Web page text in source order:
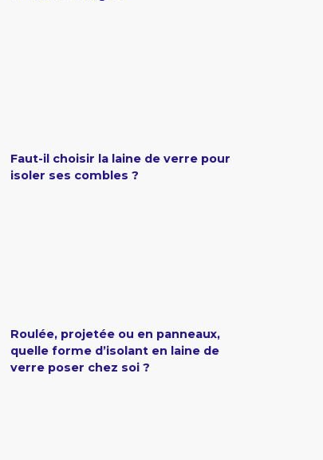
Faut-il choisir la laine de verre pour
isoler ses combles ?
Roulée, projetée ou en panneaux,
quelle forme d’isolant en laine de
verre poser chez soi ?